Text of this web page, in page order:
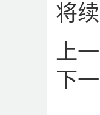
将
上
下